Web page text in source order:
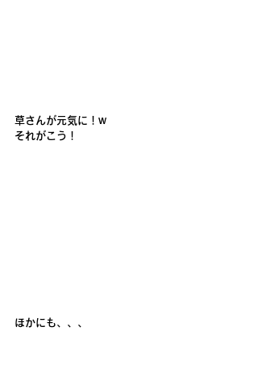
草さんが元気に！w
それがこう！
ほかにも、、、